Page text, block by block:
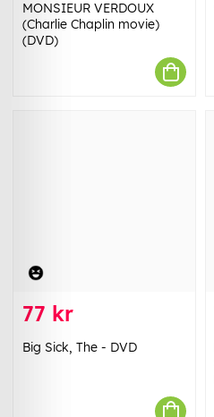
MONSIEUR VERDOUX
(Charlie Chaplin movie)
(DVD)
77 kr
Big Sick, The - DVD